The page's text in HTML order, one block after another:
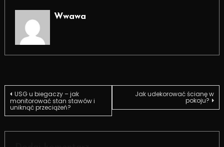
Wwawa
Nawigacja
wpisu
USG u biegaczy – jak
monitorować stan stawów i
uniknąć przeciążeń?
Jak udekorować ścianę w
pokoju?